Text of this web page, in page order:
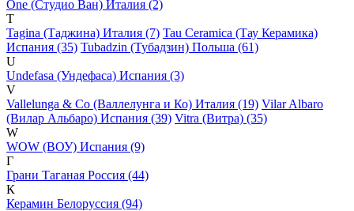
One (Студио Ван) Италия (2)
T
Tagina (Таджина) Италия (7) Tau Ceramica (Тау Керамика)
Испания (35) Tubadzin (Тубадзин) Польша (61)
U
Undefasa (Ундефаса) Испания (3)
V
Vallelunga & Co (Валлелунга и Ко) Италия (19) Vilar Albaro
(Вилар Альбаро) Испания (39) Vitra (Витра) (35)
W
WOW (ВОУ) Испания (9)
Г
Грани Таганая Россия (44)
К
Керамин Белоруссия (94)